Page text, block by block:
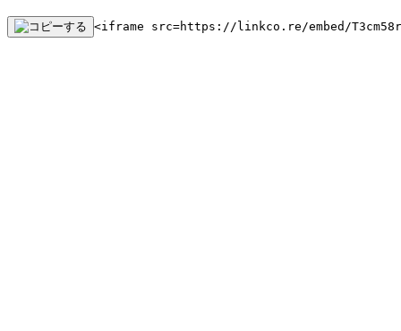
<iframe src=https://linkco.re/embed/